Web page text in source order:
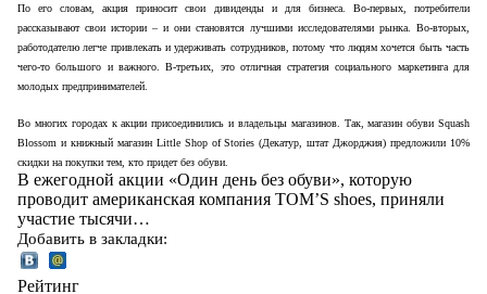
По его словам, акция приносит свои дивиденды и для бизнеса. Во-первых, потребители
рассказывают свои истории – и они становятся лучшими исследователями рынка. Во-вторых,
работодателю легче привлекать и удерживать сотрудников, потому что людям хочется быть часть
чего-то большого и важного. В-третьих, это отличная стратегия социального маркетинга для
молодых предпринимателей.
Во многих городах к акции присоединились и владельцы магазинов. Так, магазин обуви Squash
Blossom и книжный магазин Little Shop of Stories (Декатур, штат Джорджия) предложили 10%
скидки на покупки тем, кто придет без обуви.
В ежегодной акции «Один день без обуви», которую
проводит американская компания TOM’S shoes, приняли
участие тысячи…
Добавить в закладки:
Рейтинг